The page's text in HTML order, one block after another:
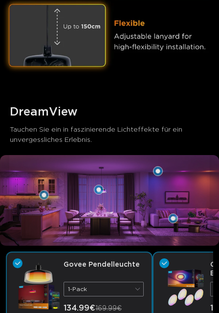
DreamView
Tauchen Sie ein in faszinierende Lichteffekte für ein
unvergessliches Erlebnis.
Govee Pendelleuchte
1-Pack
134.99€169.99€